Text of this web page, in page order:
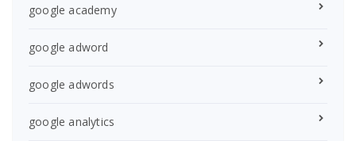
google academy
google adword
google adwords
google analytics